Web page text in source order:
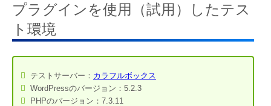
プラグインを使用（試用）したテス
ト環境
テストサーバー： カラフルボックス
WordPressのバージョン：5.2.3
PHPのバージョン：7.3.11